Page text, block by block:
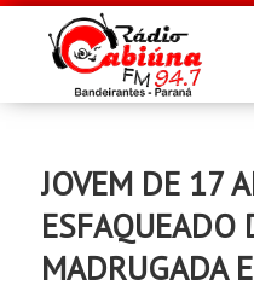
JOVEM DE 17
ESFAQUEADO
MADRUGADA